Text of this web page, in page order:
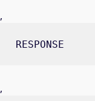
,
RESPONSE
,